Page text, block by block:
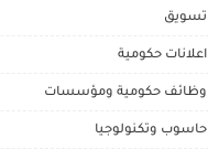
تسويق
اعلانات حكومية
وظائف حكومية ومؤسسات
حاسوب وتكنولوجيا